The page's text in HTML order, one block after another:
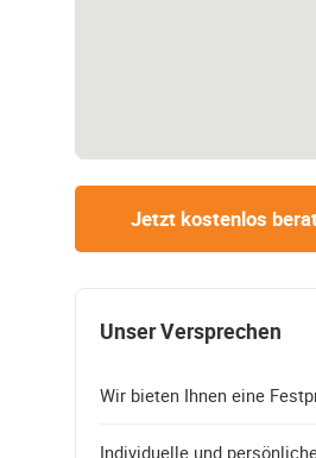
Jetzt kostenlos
Unser Versprechen
Wir bieten Ihnen eine
Individuelle und